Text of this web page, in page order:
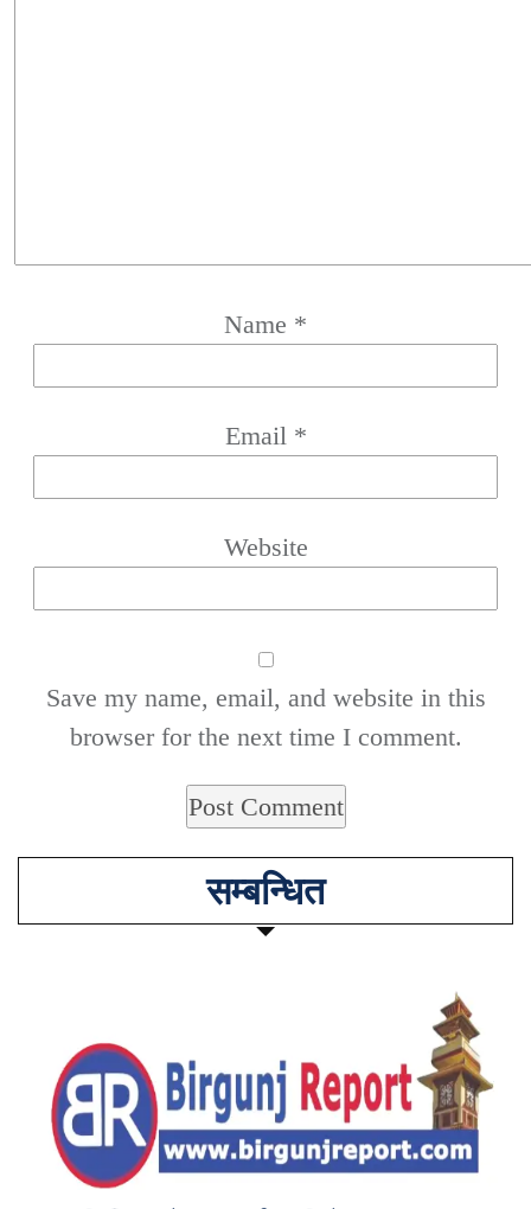
Name *
Email *
Website
Save my name, email, and website in this
browser for the next time I comment.
सम्बन्धित